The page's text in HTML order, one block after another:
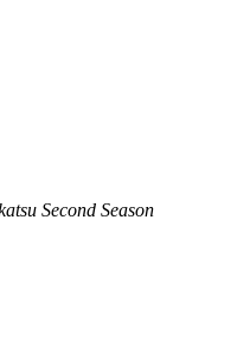
Second Season